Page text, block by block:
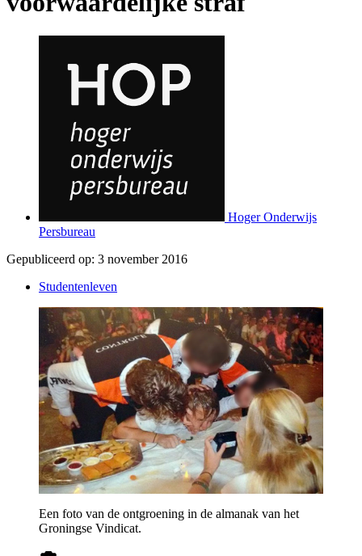
Hoger Onderwijs
Persbureau
Gepubliceerd op: 3 november 2016
Studentenleven
Een foto van de ontgroening in de almanak van het
Groningse Vindicat.